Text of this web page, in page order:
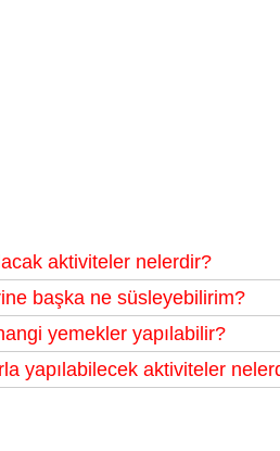
aktiviteler nelerdir?
başka ne süsleyebilirim?
yemekler yapılabilir?
yapılabilecek aktiviteler